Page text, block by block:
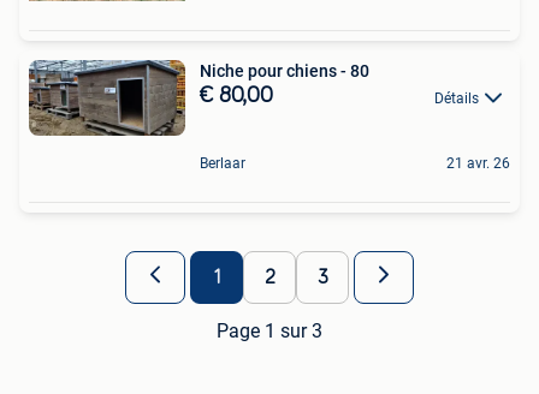
Niche pour chiens - 80
€ 80,00 Détails
Berlaar 21 avr. 26
1 2 3
Page 1 sur 3